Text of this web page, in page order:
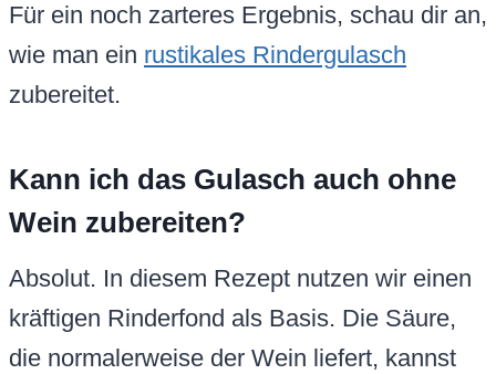
Für ein noch zarteres Ergebnis, schau dir an,
wie man ein rustikales Rindergulasch
zubereitet.
Kann ich das Gulasch auch ohne
Wein zubereiten?
Absolut. In diesem Rezept nutzen wir einen
kräftigen Rinderfond als Basis. Die Säure,
die normalerweise der Wein liefert, kannst